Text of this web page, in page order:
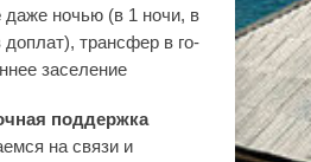
да­же ночью (в 1 ночи, в
доплат), транс­фер в го­
за­се­ле­ние
поддержка
на связи и